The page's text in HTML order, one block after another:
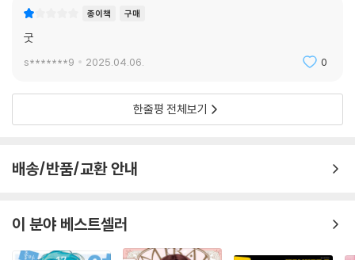
종이책 구매
굿
s*******9 2025.04.06. 0
한줄평 전체보기
배송/반품/교환 안내
이 분야 베스트셀러